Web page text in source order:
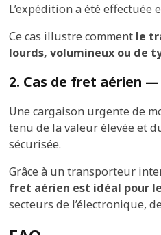
L’expédition a été
Ce cas illustre comment le
lourds, volumineux ou de
2. Cas de fret aérien
Une cargaison urgente de
tenu de la valeur élevée et
sécurisée.
Grâce à un transporteur
fret aérien est idéal pour
secteurs de l’électronique,